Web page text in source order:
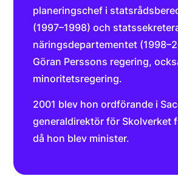
planeringschef i
(1997–1998) och
näringsdepartementet
Göran Perssons regering,
minoritetsregering.
2001 blev hon ordförande i
generaldirektör för Skolverket
då hon blev minister.